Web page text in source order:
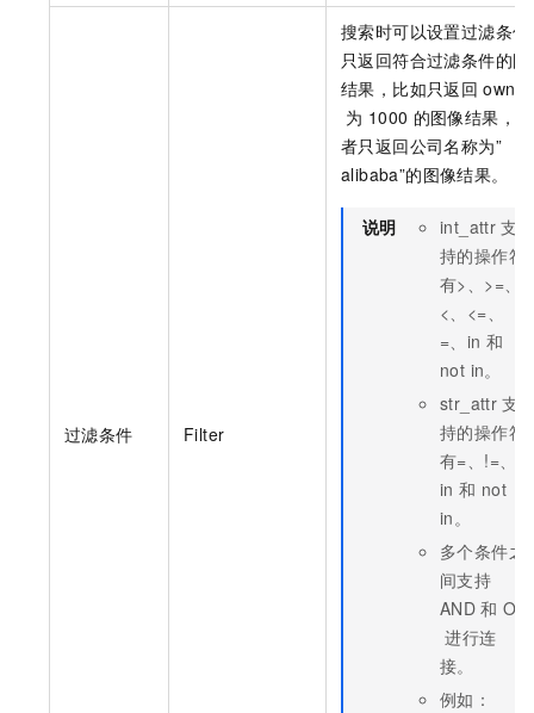
过滤条件 Filter
搜索时可以设置过滤条件
只返回符合过滤条件的图
结果，比如只返回
为 1000 的图像结果，或
者只返回公司名称为”
alibaba”的图像结果。
说明 int_attr 支
持的操作符
有>、>=、
<、<=、
=、in 和
not in。
str_attr 支
持的操作符
有=、!=、
in 和 not
in。
多个条件之
间支持
AND 和 OR
进行连
接。
例如：